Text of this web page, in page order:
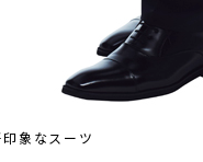
象なスーツ